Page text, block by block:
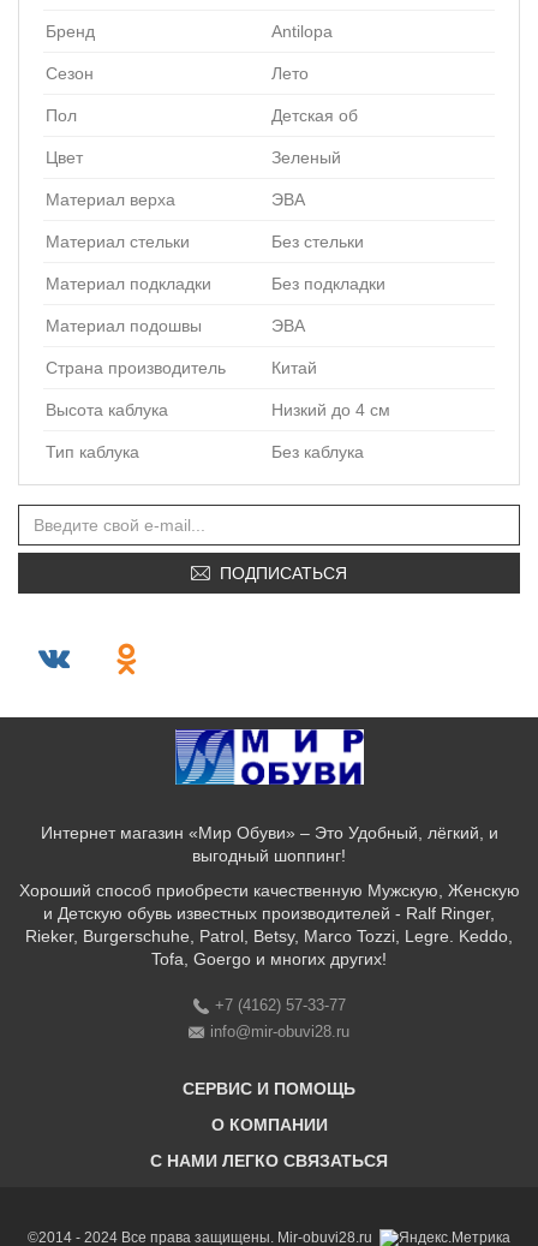
Бренд Antilopa
Сезон Лето
Пол Детская об
Цвет Зеленый
Материал верха ЭВА
Материал стельки Без стельки
Материал подкладки Без подкладки
Материал подошвы ЭВА
Страна производитель Китай
Высота каблука Низкий до 4 см
Тип каблука Без каблука
ПОДПИСАТЬСЯ
Интернет магазин «Мир Обуви» – Это Удобный, лёгкий, и
выгодный шоппинг!
Хороший способ приобрести качественную Мужскую, Женскую
и Детскую обувь известных производителей - Ralf Ringer,
Rieker, Burgerschuhe, Patrol, Betsy, Marco Tozzi, Legre. Keddo,
Tofa, Goergo и многих других!
+7 (4162) 57-33-77
info@mir-obuvi28.ru
СЕРВИС И ПОМОЩЬ
Бонусная программа
О КОМПАНИИ
C НАМИ ЛЕГКО СВЯЗАТЬСЯ
©2014 - 2024 Все права защищены. Mir-obuvi28.ru